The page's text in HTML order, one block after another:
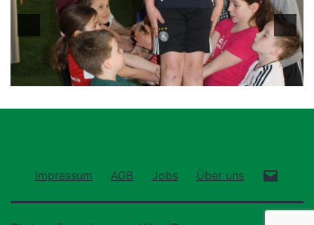
Impressum AGB Jobs Über uns
Mail